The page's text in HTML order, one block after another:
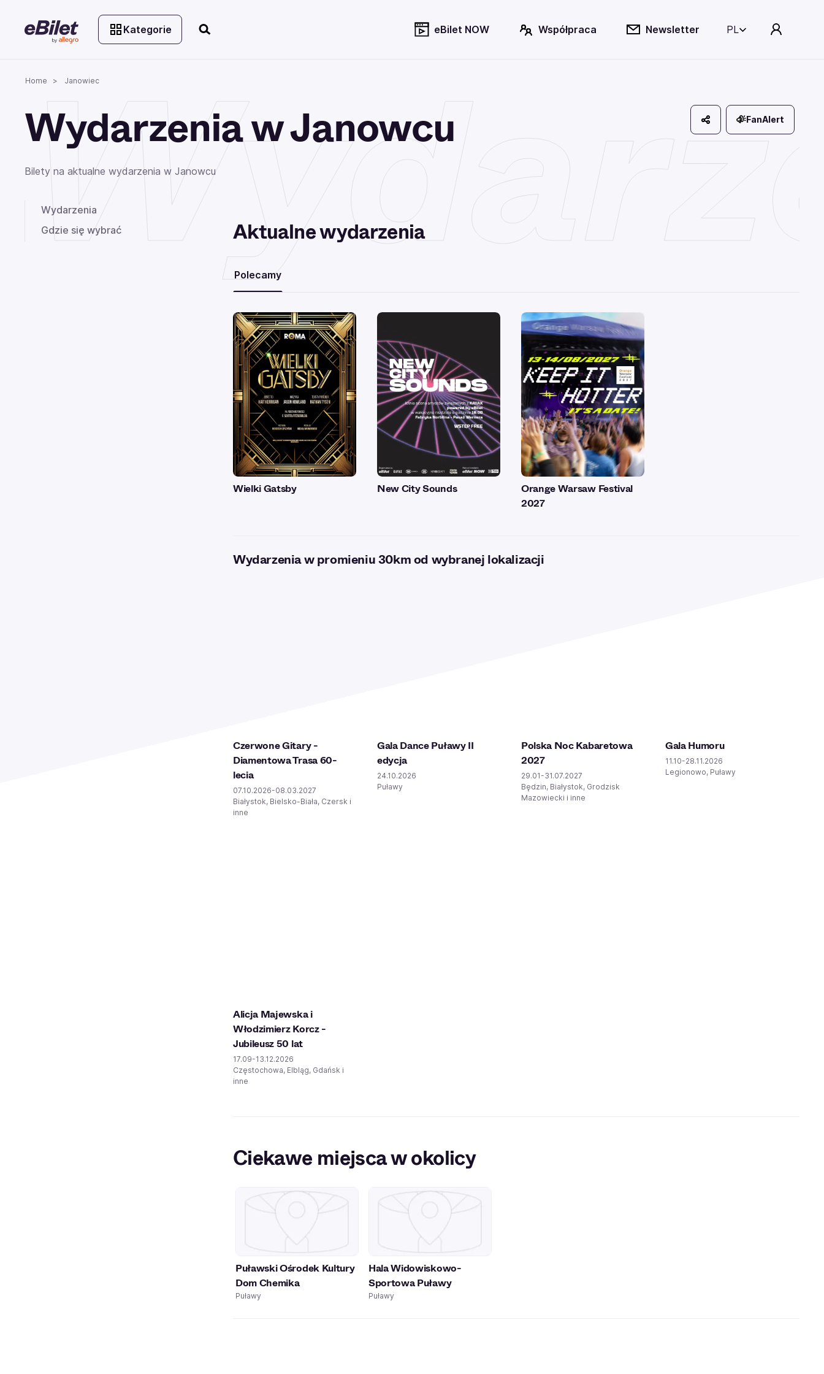
Kategorie eBilet NOW Współpraca Newsletter PL
Home Janowiec
Wydarzenia w Janowcu
Bilety na aktualne wydarzenia w Janowcu
FanAlert
Wydarzenia
Gdzie się wybrać
Aktualne wydarzenia
Polecamy
Wielki Gatsby New City Sounds
Orange Warsaw Festival
2027
Wydarzenia w promieniu 30km od wybranej lokalizacji
Czerwone Gitary -
Diamentowa Trasa 60-
lecia
07.10.2026-08.03.2027
Białystok, Bielsko-Biała, Czersk i
inne
Gala Dance Puławy II
edycja
24.10.2026
Puławy
Polska Noc Kabaretowa
2027
29.01-31.07.2027
Będzin, Białystok, Grodzisk
Mazowiecki i inne
Gala Humoru
11.10-28.11.2026
Legionowo, Puławy
Alicja Majewska i
Włodzimierz Korcz -
Jubileusz 50 lat
17.09-13.12.2026
Częstochowa, Elbląg, Gdańsk i
inne
Ciekawe miejsca w okolicy
Puławski Ośrodek Kultury
Dom Chemika
Puławy
Hala Widowiskowo-
Sportowa Puławy
Puławy